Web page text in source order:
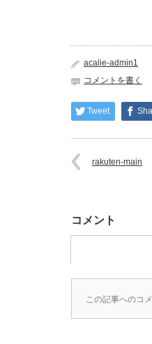
acalie-admin1
コメントを書く
Tweet
rakuten-main
コメント
この記事へのコ